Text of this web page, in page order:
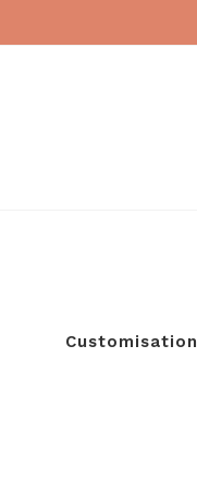
Customisation